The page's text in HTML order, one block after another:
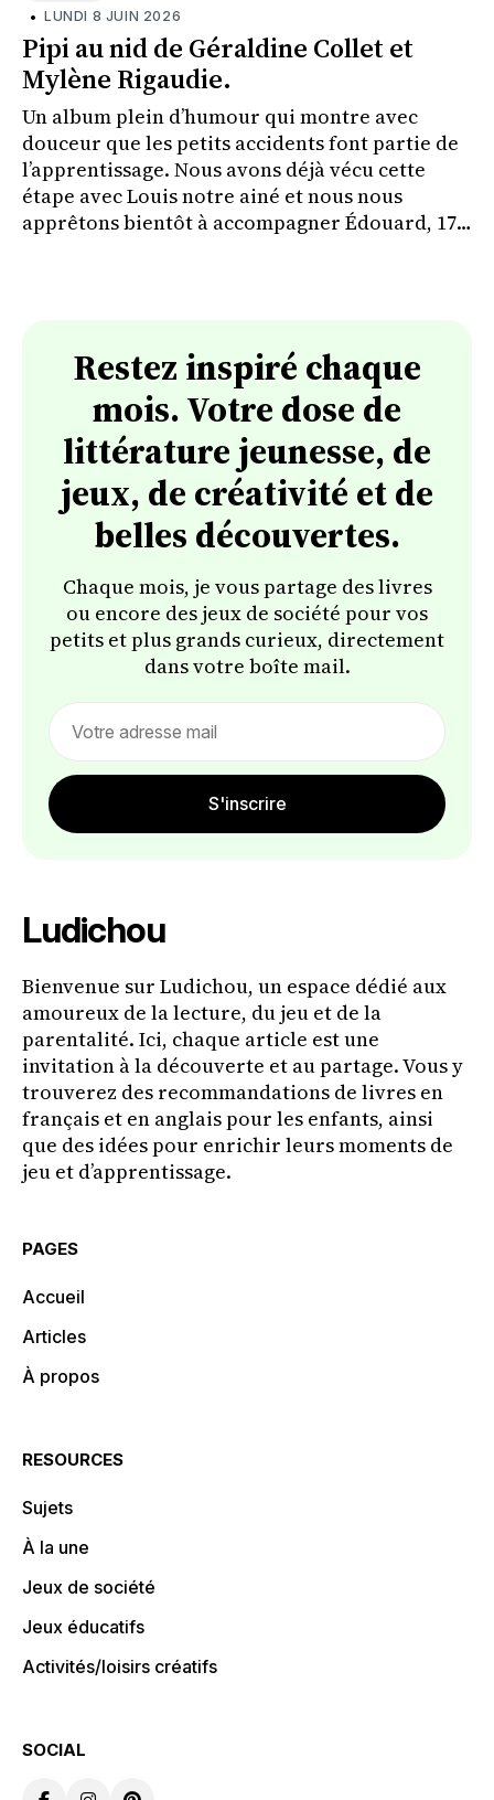
• LUNDI 8 JUIN 2026
Pipi au nid de Géraldine Collet et
Mylène Rigaudie.
Un album plein d’humour qui montre avec
douceur que les petits accidents font partie de
l’apprentissage. Nous avons déjà vécu cette
étape avec Louis notre ainé et nous nous
apprêtons bientôt à accompagner Édouard, 17
Restez inspiré chaque
mois. Votre dose de
littérature jeunesse, de
jeux, de créativité et de
belles découvertes.
Chaque mois, je vous partage des livres
ou encore des jeux de société pour vos
petits et plus grands curieux, directement
dans votre boîte mail.
S'inscrire
Ludichou
Bienvenue sur Ludichou, un espace dédié aux
amoureux de la lecture, du jeu et de la
parentalité. Ici, chaque article est une
invitation à la découverte et au partage. Vous y
trouverez des recommandations de livres en
français et en anglais pour les enfants, ainsi
que des idées pour enrichir leurs moments de
jeu et d’apprentissage.
PAGES
Accueil
Articles
À propos
RESOURCES
Sujets
À la une
Jeux de société
Jeux éducatifs
Activités/loisirs créatifs
SOCIAL